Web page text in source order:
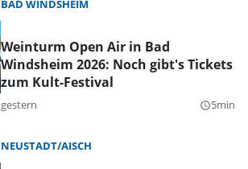
BAD WINDSHEIM
Weinturm Open Air in Bad
Windsheim 2026: Noch gibt's Tickets
zum Kult-Festival
gestern query_builder5min
NEUSTADT/AISCH